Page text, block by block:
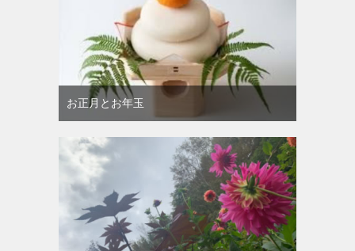
お正月とお年玉